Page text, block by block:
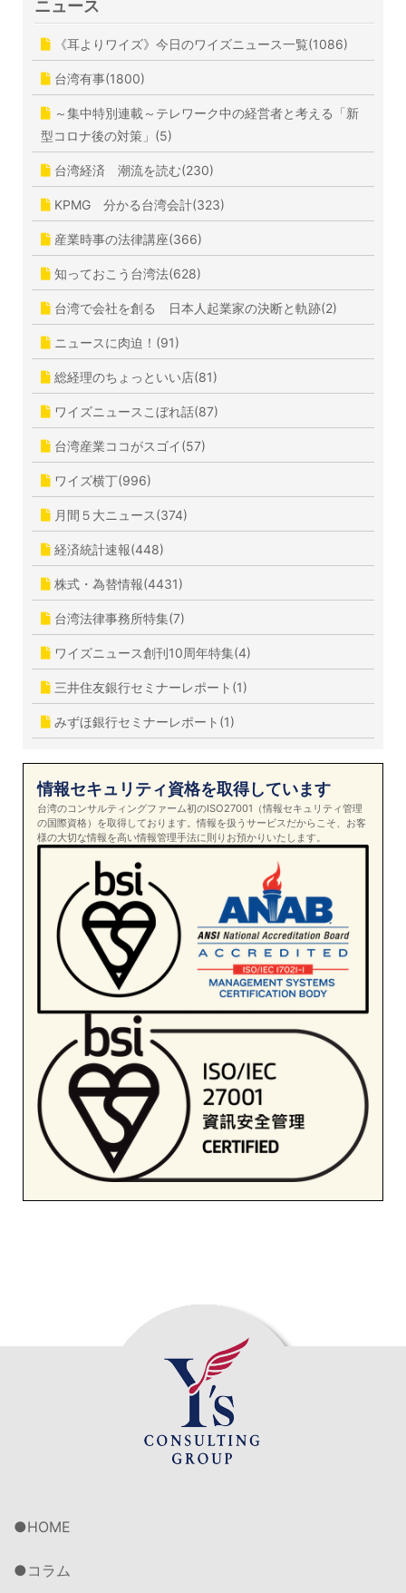
ニュース
《耳よりワイズ》今日のワイズニュース一覧(1086)
台湾有事(1800)
～集中特別連載～テレワーク中の経営者と考える「新
型コロナ後の対策」(5)
台湾経済 潮流を読む(230)
KPMG 分かる台湾会計(323)
産業時事の法律講座(366)
知っておこう台湾法(628)
台湾で会社を創る 日本人起業家の決断と軌跡(2)
ニュースに肉迫！(91)
総経理のちょっといい店(81)
ワイズニュースこぼれ話(87)
台湾産業ココがスゴイ(57)
ワイズ横丁(996)
月間５大ニュース(374)
経済統計速報(448)
株式・為替情報(4431)
台湾法律事務所特集(7)
ワイズニュース創刊10周年特集(4)
三井住友銀行セミナーレポート(1)
みずほ銀行セミナーレポート(1)
情報セキュリティ資格を取得しています
台湾のコンサルティングファーム初のISO27001（情報セキュリティ管理
の国際資格）を取得しております。情報を扱うサービスだからこそ、お客
様の大切な情報を高い情報管理手法に則りお預かりいたします。
HOME
コラム